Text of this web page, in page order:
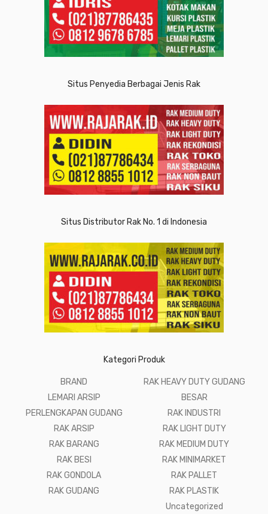
Situs Penyedia Berbagai Jenis Rak
Situs Distributor Rak No. 1 di Indonesia
Kategori Produk
BRAND
LEMARI ARSIP
PERLENGKAPAN GUDANG
RAK ARSIP
RAK BARANG
RAK BESI
RAK GONDOLA
RAK GUDANG
RAK HEAVY DUTY GUDANG
BESAR
RAK INDUSTRI
RAK LIGHT DUTY
RAK MEDIUM DUTY
RAK MINIMARKET
RAK PALLET
RAK PLASTIK
Uncategorized